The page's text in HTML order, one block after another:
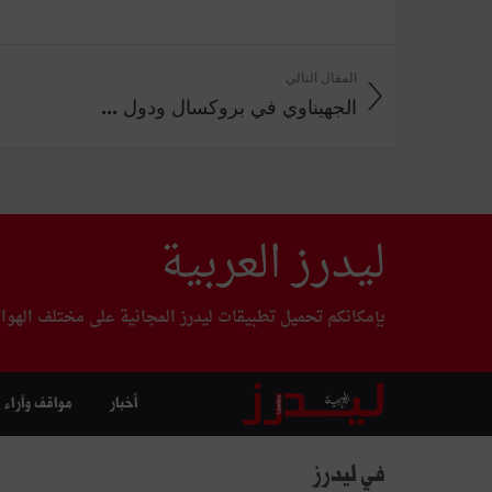
المقال التالي
الجهيناوي في بروكسال ودول ...
ليدرز العربية
بإمكانكم تحميل تطبيقات ليدرز المجانية على مختلف
أخبار مواقف وآراء
في ليدرز